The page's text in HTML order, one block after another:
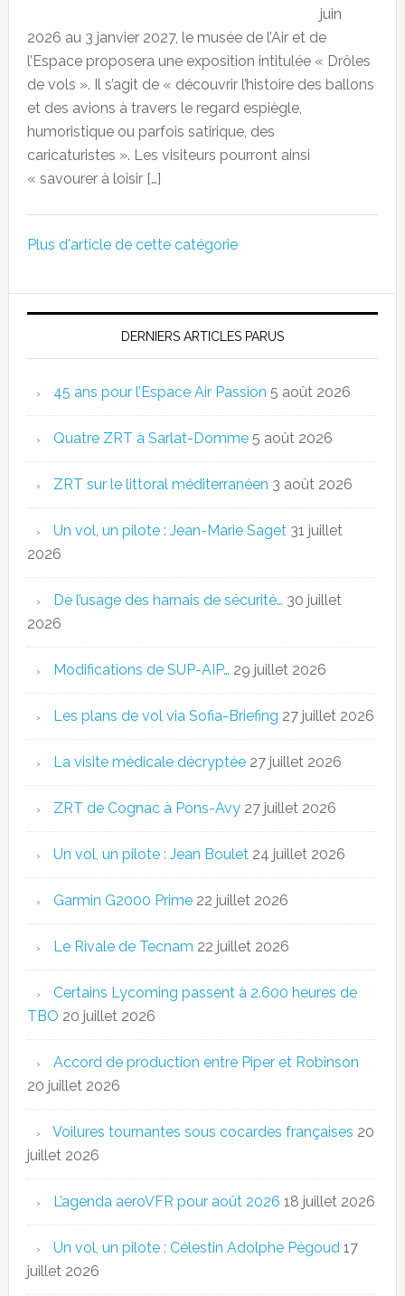
juin
2026 au 3 janvier 2027, le musée de l’Air et de
l’Espace proposera une exposition intitulée « Drôles
de vols ». Il s’agit de « découvrir l’histoire des ballons
et des avions à travers le regard espiègle,
humoristique ou parfois satirique, des
caricaturistes ». Les visiteurs pourront ainsi
« savourer à loisir […]
Plus d'article de cette catégorie
DERNIERS ARTICLES PARUS
45 ans pour l’Espace Air Passion 5 août 2026
Quatre ZRT à Sarlat-Domme 5 août 2026
ZRT sur le littoral méditerranéen 3 août 2026
Un vol, un pilote : Jean-Marie Saget 31 juillet
2026
De l’usage des harnais de sécurité… 30 juillet
2026
Modifications de SUP-AIP… 29 juillet 2026
Les plans de vol via Sofia-Briefing 27 juillet 2026
La visite médicale décryptée 27 juillet 2026
ZRT de Cognac à Pons-Avy 27 juillet 2026
Un vol, un pilote : Jean Boulet 24 juillet 2026
Garmin G2000 Prime 22 juillet 2026
Le Rivale de Tecnam 22 juillet 2026
Certains Lycoming passent à 2.600 heures de
TBO 20 juillet 2026
Accord de production entre Piper et Robinson
20 juillet 2026
Voilures tournantes sous cocardes françaises 20
juillet 2026
L’agenda aeroVFR pour août 2026 18 juillet 2026
Un vol, un pilote : Célestin Adolphe Pégoud 17
juillet 2026